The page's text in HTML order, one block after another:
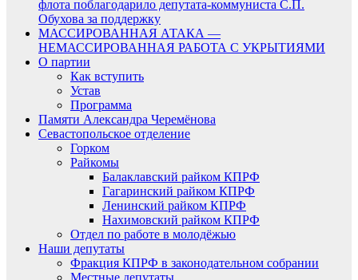
флота поблагодарило депутата-коммуниста С.П.
Обухова за поддержку
МАССИРОВАННАЯ АТАКА —
НЕМАССИРОВАННАЯ РАБОТА С УКРЫТИЯМИ
О партии
Как вступить
Устав
Программа
Памяти Александра Черемёнова
Севастопольское отделение
Горком
Райкомы
Балаклавский райком КПРФ
Гагаринский райком КПРФ
Ленинский райком КПРФ
Нахимовский райком КПРФ
Отдел по работе в молодёжью
Наши депутаты
Фракция КПРФ в законодательном собрании
Местные депутаты